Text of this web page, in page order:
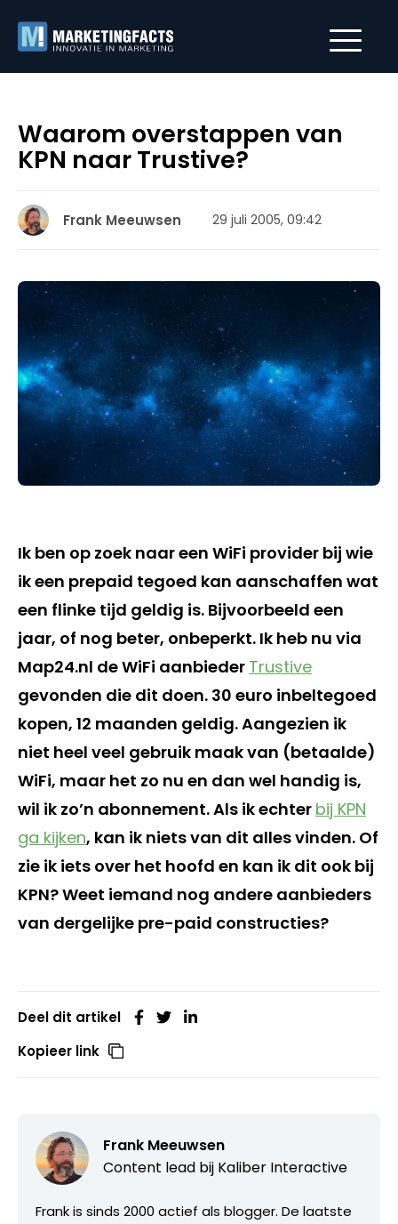
Waarom overstappen van
KPN naar Trustive?
Frank Meeuwsen 29 juli 2005, 09:42
Ik ben op zoek naar een WiFi provider bij wie
ik een prepaid tegoed kan aanschaffen wat
een flinke tijd geldig is. Bijvoorbeeld een
jaar, of nog beter, onbeperkt. Ik heb nu via
Map24.nl de WiFi aanbieder Trustive
gevonden die dit doen. 30 euro inbeltegoed
kopen, 12 maanden geldig. Aangezien ik
niet heel veel gebruik maak van (betaalde)
WiFi, maar het zo nu en dan wel handig is,
wil ik zo’n abonnement. Als ik echter bij KPN
ga kijken, kan ik niets van dit alles vinden. Of
zie ik iets over het hoofd en kan ik dit ook bij
KPN? Weet iemand nog andere aanbieders
van dergelijke pre-paid constructies?
Deel dit artikel
Kopieer link
Frank Meeuwsen
Content lead bij Kaliber Interactive
Frank is sinds 2000 actief als blogger. De laatste